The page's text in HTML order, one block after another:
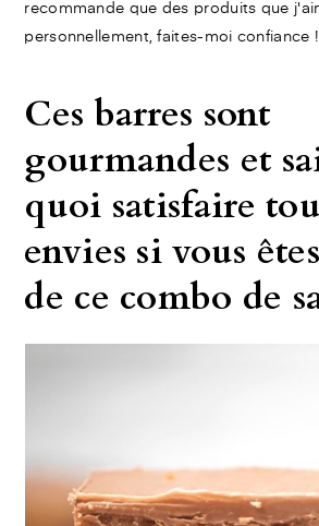
recommande que des produits que
personnellement, faites-moi confiance !
Ces barres sont
gourmandes et
quoi satisfaire
envies si vous
de ce combo de